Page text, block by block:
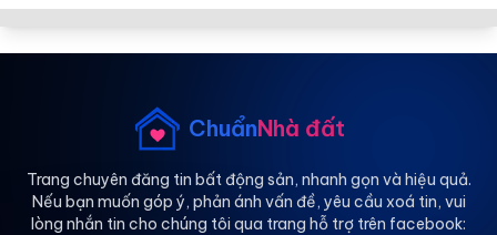
ChuẩnNhà đất
Trang chuyên đăng tin bất động sản, nhanh gọn và hiệu quả.
Nếu bạn muốn góp ý, phản ánh vấn đề, yêu cầu xoá tin, vui
lòng nhắn tin cho chúng tôi qua trang hỗ trợ trên facebook: